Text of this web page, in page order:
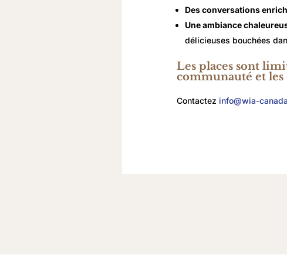
Des conversations
Une ambiance
délicieuses bouchées
Les places sont
communauté et les
Contactez info@wia-